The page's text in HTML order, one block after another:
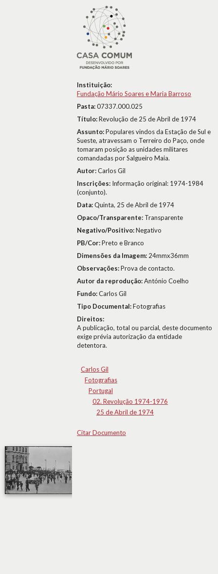
Instituição:
Fundação Mário Soares e Maria Barroso
Pasta:07337.000.025
Título:Revolução de 25 de Abril de 1974
Assunto:Populares vindos da Estação de Sul e
Sueste, atravessam o Terreiro do Paço, onde
tomaram posição as unidades militares
comandadas por Salgueiro Maia.
Autor:Carlos Gil
Inscrições: Informação original: 1974-1984
(conjunto).
Data:Quinta, 25 de Abril de 1974
Opaco/Transparente: Transparente
Negativo/Positivo:Negativo
PB/Cor:Preto e Branco
Dimensões da Imagem: 24mmx36mm
Observações:Prova de contacto.
Autor da reprodução:António Coelho
Fundo:Carlos Gil
Tipo Documental:Fotografias
Direitos:
A publicação, total ou parcial, deste documento
exige prévia autorização da entidade
detentora.
Carlos Gil
Fotografias
Portugal
02. Revolução 1974-1976
25 de Abril de 1974
Citar Documento